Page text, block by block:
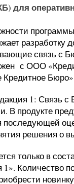
для
разработку
связь с
с ООО
Кредитное
1: Связь с
В продукте
последующей
решения о
только в
1». Количество